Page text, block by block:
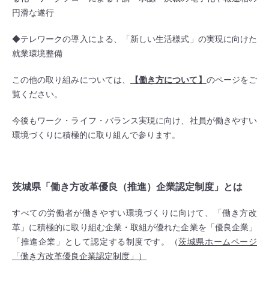
円滑な遂行
◆テレワークの導入による、「新しい生活様式」の実現に向けた
就業環境整備
この他の取り組みについては、 【働き方について】 のページをご
覧ください。
今後もワーク・ライフ・バランス実現に向け、社員が働きやすい
環境づくりに積極的に取り組んで参ります。
茨城県「働き方改革優良（推進）企業認定制度」とは
すべての労働者が働きやすい環境づくりに向けて、「働き方改
革」に積極的に取り組む企業・取組が優れた企業を「優良企業」
「推進企業」として認定する制度です。（茨城県ホームページ
「働き方改革優良企業認定制度」）